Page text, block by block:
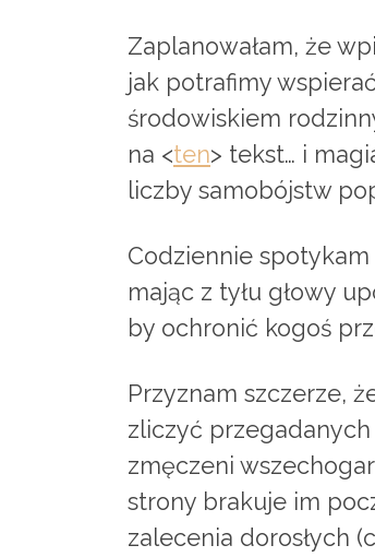
Zaplanowałam, że
jak potrafimy
środowiskiem
na <ten> tekst… i
liczby samobójstw
Codziennie spotykam
mając z tyłu głowy
by ochronić kogoś
Przyznam szczerze,
zliczyć
zmęczeni
strony brakuje im
zalecenia dorosłych